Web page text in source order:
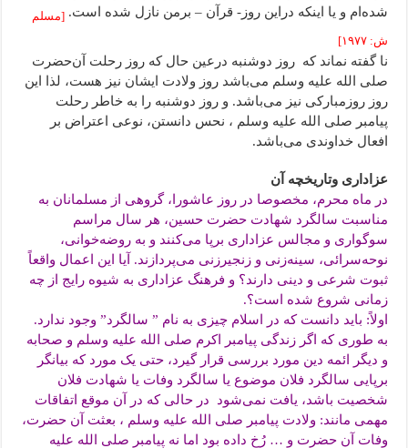
شده‌ام و یا اینکه دراین روز- قرآن – برمن نازل شده است.[مسلم
ش: ۱۹۷۷]
نا گفته نماند که روز دوشنبه درعین حال که روز رحلت آن‌حضرت
صلی الله علیه وسلم می‌باشد روز ولادت ایشان نیز هست، لذا این
روز روزمبارکی نیز می‌باشد. و روز دوشنبه را به خاطر رحلت
پیامبر صلی الله علیه وسلم ، نحس دانستن، نوعی اعتراض بر
افعال خداوندی می‌باشد.
عزاداری وتاریخچه آن
در ماه محرم، مخصوصا در روز عاشورا، گروهی از مسلمانان به
مناسبت سالگرد شهادت حضرت حسین، هر سال مراسم
سوگواری و مجالس عزاداری برپا می‌کنند و به روضه‌خوانی،
نوحه‌سرائی، سینه‌زنی و زنجیرزنی می‌پردازند. آیا این اعمال واقعاً
ثبوت شرعی و دینی دارند؟ و فرهنگ عزاداری به شیوه رایج از چه
زمانی شروع شده است؟.
اولاً: باید دانست که در اسلام چیزی به نام ” سالگرد” وجود ندارد.
به طوری که اگر زندگی پیامبر اکرم صلی الله علیه وسلم و صحابه
و دیگر ائمه دین مورد بررسی قرار گیرد، حتی یک مورد که بیانگر
برپایی سالگرد فلان موضوع یا سالگرد وفات یا شهادت فلان
شخصیت باشد، یافت نمی‌شود در حالی که در آن موقع اتفاقات
مهمی مانند: ولادت پیامبر صلی الله علیه وسلم ، بعثت آن حضرت،
وفات آن حضرت و … رُخ داده بود اما نه پیامبر صلی الله علیه